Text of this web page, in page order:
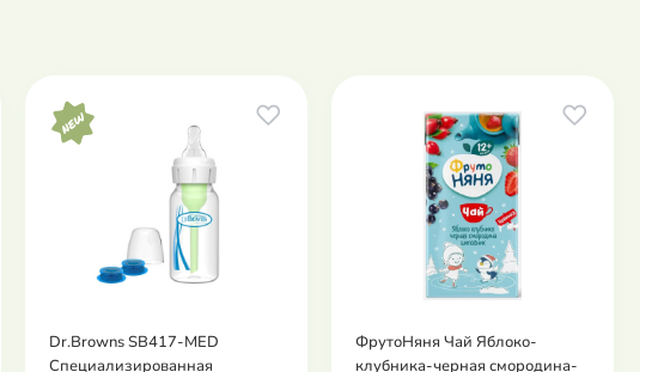
Dr.Browns SB417-MED
Специализированная
ФрутоНяня Чай Яблоко-
клубника-черная смородина-